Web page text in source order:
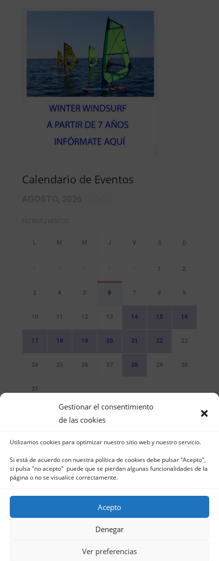
Gestionar el consentimiento
de las cookies
Utilizamos cookies para optimizar nuestro sitio web y nuestro servicio.
Si está de acuerdo con nuestra política de cookies debe pulsar "Acepto",
si pulsa "no acepto" puede que se pierdan algunas funcionalidades de la
página o no se visualice correctamente.
Acepto
Denegar
Ver preferencias
Calendario de Eventos
- - - - - 1 2
3 4 5 6 7 8 9
10 11 12 13 14 15 16
17 18 19 20 21 22 23
24 25 26 27 28 29 30
31
Sin Eventos
Club Naútico de Jávea - Muelle Norte s/n |
03730 Jávea – España | Tel. 965 791 025 | Fax.
965 796 008 | info@cnjavea.net
de Cookies